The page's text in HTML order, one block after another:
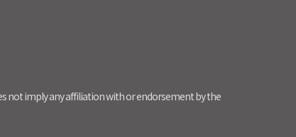
not imply any affiliation with or endorsement by the